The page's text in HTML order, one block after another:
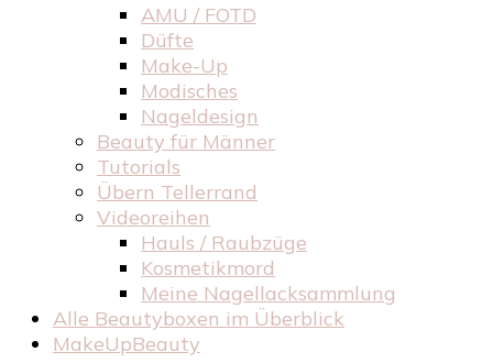
AMU / FOTD
Düfte
Make-Up
Modisches
Nageldesign
Beauty für Männer
Tutorials
Übern Tellerrand
Videoreihen
Hauls / Raubzüge
Kosmetikmord
Meine Nagellacksammlung
Alle Beautyboxen im Überblick
MakeUpBeauty